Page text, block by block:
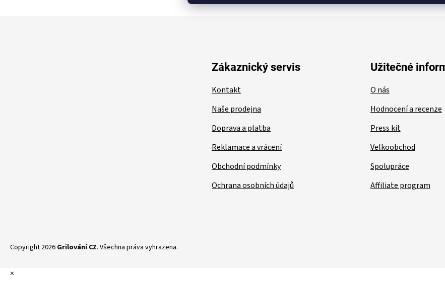
Zákaznický servis
Kontakt
Naše prodejna
Doprava a platba
Reklamace a vrácení
Obchodní podmínky
Ochrana osobních údajů
Užitečné
O nás
Hodnocení a recenze
Press kit
Velkoobchod
Spolupráce
Affiliate program
Copyright 2026 Grilování CZ. Všechna práva vyhrazena.
×